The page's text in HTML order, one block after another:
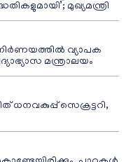
മുഖ്യമന്ത്രി
വ്യാപക
മന്ത്രാലയം
ധനവകുപ്പ് സെക്രട്ടറി,